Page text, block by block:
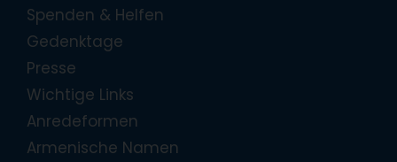
Spenden & Helfen
Gedenktage
Presse
Wichtige Links
Anredeformen
Armenische Namen